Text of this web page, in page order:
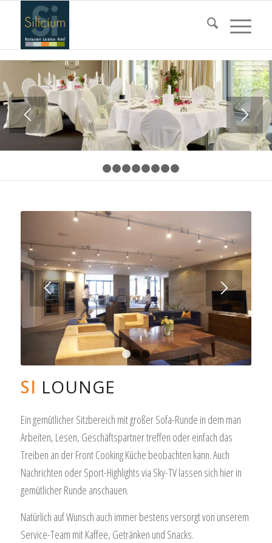
1 2 3 4 5 6 7 8 9
1 2 3
SI LOUNGE
Ein gemütlicher Sitzbereich mit großer Sofa-Runde in dem man
Arbeiten, Lesen, Geschäftspartner treffen oder einfach das
Treiben an der Front Cooking Küche beobachten kann. Auch
Nachrichten oder Sport-Highlights via Sky-TV lassen sich hier in
gemütlicher Runde anschauen.
Natürlich auf Wunsch auch immer bestens versorgt von unserem
Service-Team mit Kaffee, Getränken und Snacks.